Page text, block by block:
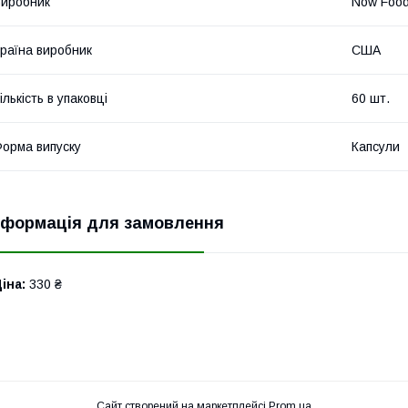
виробник США
в упаковці 60 шт.
випуску Капсули
для замовлення
330 ₴